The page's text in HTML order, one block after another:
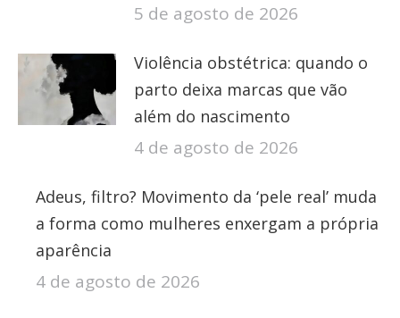
5 de agosto de 2026
Violência obstétrica: quando o
parto deixa marcas que vão
além do nascimento
4 de agosto de 2026
Adeus, filtro? Movimento da ‘pele real’ muda
a forma como mulheres enxergam a própria
aparência
4 de agosto de 2026